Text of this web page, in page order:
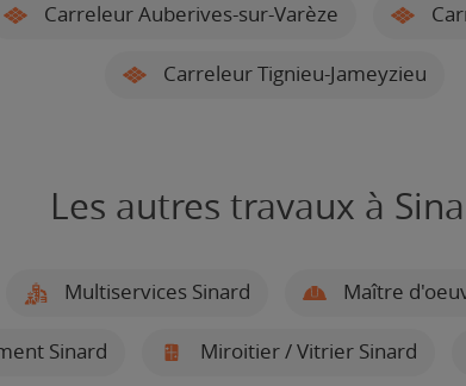
Carreleur Auberives-sur-Varèze
Carreleur Tignieu-Jameyzieu
Les autres travaux à
Multiservices Sinard Maître
Sinard Miroitier / Vitrier Sinard